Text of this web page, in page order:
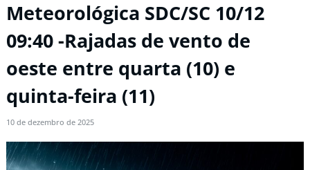
Meteorológica SDC/SC 10/12
09:40 -Rajadas de vento de
oeste entre quarta (10) e
quinta-feira (11)
10 de dezembro de 2025